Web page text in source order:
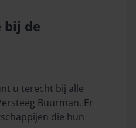
bij de
u terecht bij alle
Buurman. Er
die hun